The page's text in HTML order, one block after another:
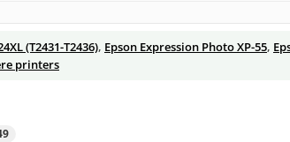
(T2431-T2436), Epson Expression Photo XP-55,
printers